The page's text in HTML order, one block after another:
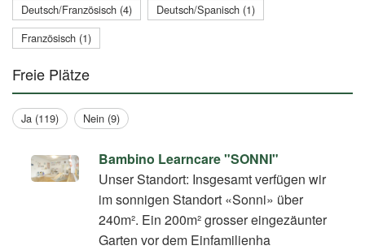
Bambino Learncare "SONNI"
Unser Standort: Insgesamt verfügen wir
im sonnigen Standort «Sonni» über
240m². Ein 200m² grosser eingezäunter
Garten vor dem Einfamilienha
Deutsch/Französisch (4)
Deutsch/Spanisch (1)
Französisch (1)
Freie Plätze
Ja (119) Nein (9)